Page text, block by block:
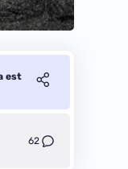
est
62